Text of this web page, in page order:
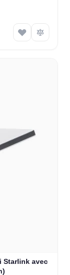
Starlink avec